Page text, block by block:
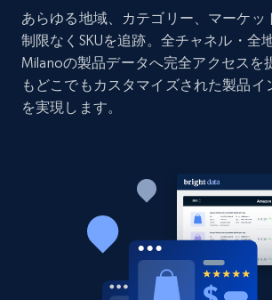
Amazon products global dataset
Amazon products by seller URL
Title, Seller name, Brand,
price, Currency, Availability, Reviews
Amazon products global dataset
products from Brands URLs
あらゆる地域、カテゴリー、マーケッ
制限なくSKUを追跡。全チャネル・全
Milanoの製品データへ完全アクセスを
もどこでもカスタマイズされた製品イ
を実現します。